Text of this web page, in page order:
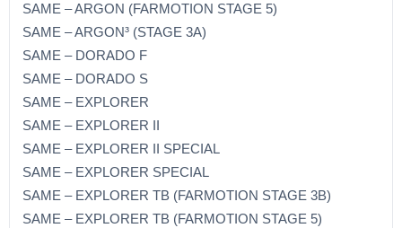
SAME – ARGON (FARMOTION STAGE 5)
SAME – ARGON³ (STAGE 3A)
SAME – DORADO F
SAME – DORADO S
SAME – EXPLORER
SAME – EXPLORER II
SAME – EXPLORER II SPECIAL
SAME – EXPLORER SPECIAL
SAME – EXPLORER TB (FARMOTION STAGE 3B)
SAME – EXPLORER TB (FARMOTION STAGE 5)